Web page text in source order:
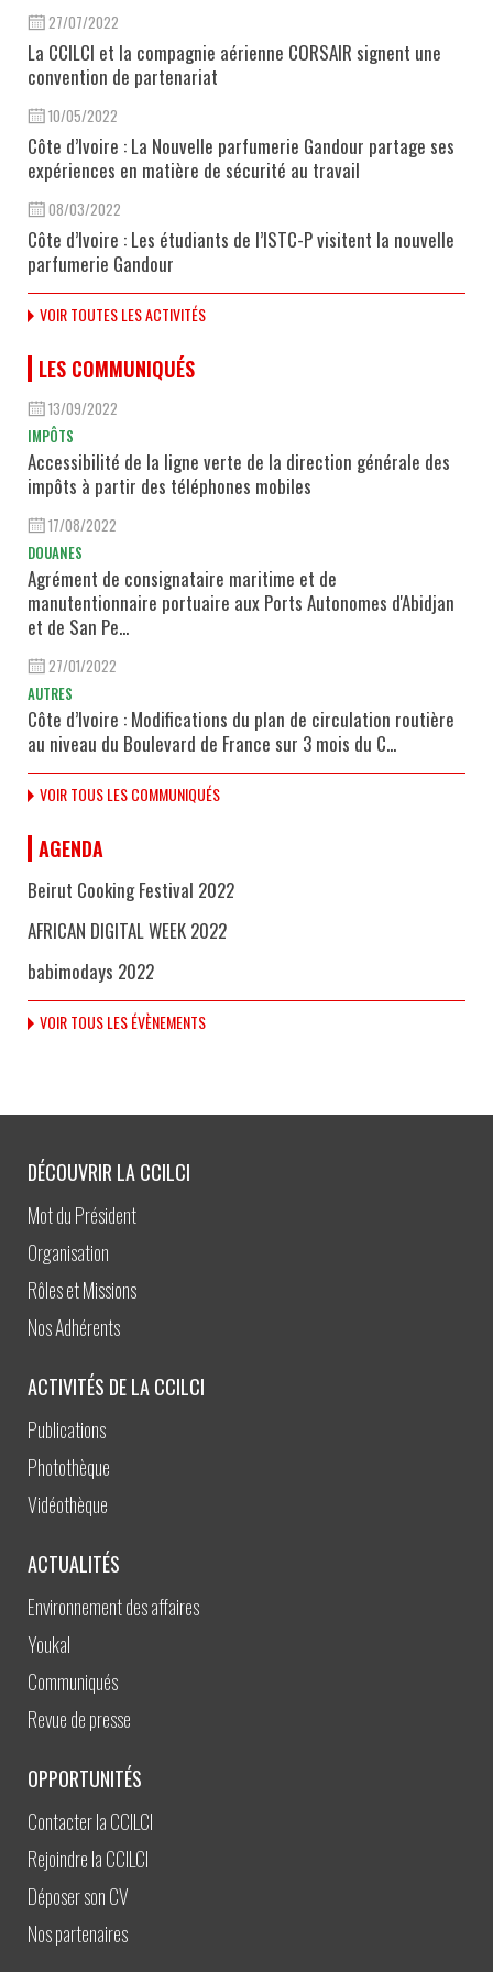
27/07/2022
La CCILCI et la compagnie aérienne CORSAIR signent une
convention de partenariat
10/05/2022
Côte d’Ivoire : La Nouvelle parfumerie Gandour partage ses
expériences en matière de sécurité au travail
08/03/2022
Côte d’Ivoire : Les étudiants de l’ISTC-P visitent la nouvelle
parfumerie Gandour
VOIR TOUTES LES ACTIVITÉS
LES COMMUNIQUÉS
13/09/2022
IMPÔTS
Accessibilité de la ligne verte de la direction générale des
impôts à partir des téléphones mobiles
17/08/2022
DOUANES
Agrément de consignataire maritime et de
manutentionnaire portuaire aux Ports Autonomes d'Abidjan
et de San Pe...
27/01/2022
AUTRES
Côte d’Ivoire : Modifications du plan de circulation routière
au niveau du Boulevard de France sur 3 mois du C...
VOIR TOUS LES COMMUNIQUÉS
AGENDA
Beirut Cooking Festival 2022
AFRICAN DIGITAL WEEK 2022
babimodays 2022
VOIR TOUS LES ÉVÈNEMENTS
DÉCOUVRIR LA CCILCI
Mot du Président
Organisation
Rôles et Missions
Nos Adhérents
ACTIVITÉS DE LA CCILCI
Publications
Photothèque
Vidéothèque
ACTUALITÉS
Environnement des affaires
Youkal
Communiqués
Revue de presse
OPPORTUNITÉS
Contacter la CCILCI
Rejoindre la CCILCI
Déposer son CV
Nos partenaires